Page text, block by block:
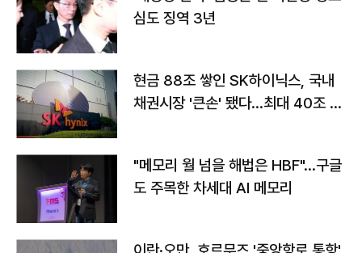
심도 징역 3년
현금 88조 쌓인 SK하이닉스, 국내
채권시장 '큰손' 됐다…최대 40조 투
"메모리 월 넘을 해법은 HBF"…구글
도 주목한 차세대 AI 메모리